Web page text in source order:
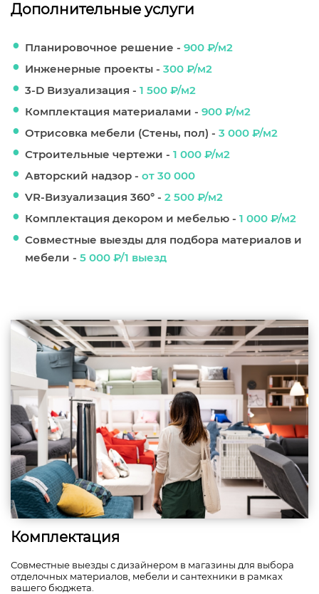
Дополнительные услуги
Планировочное решение - 900 ₽/м2
Инженерные проекты - 300 ₽/м2
3-D Визуализация - 1 500 ₽/м2
Комплектация материалами - 900 ₽/м2
Отрисовка мебели (Стены, пол) - 3 000 ₽/м2
Строительные чертежи - 1 000 ₽/м2
Авторский надзор - от 30 000
VR-Визуализация 360° - 2 500 ₽/м2
Комплектация декором и мебелью - 1 000 ₽/м2
Совместные выезды для подбора материалов и
мебели - 5 000 ₽/1 выезд
Комплектация
Совместные выезды с дизайнером в магазины для выбора
отделочных материалов, мебели и сантехники в рамках
вашего бюджета.